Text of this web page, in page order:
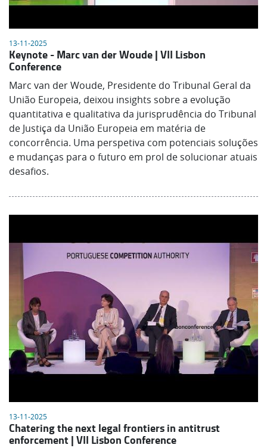
13-11-2025
Keynote - Marc van der Woude | VII Lisbon
Conference
Marc van der Woude, Presidente do Tribunal Geral da
União Europeia, deixou insights sobre a evolução
quantitativa e qualitativa da jurisprudência do Tribunal
de Justiça da União Europeia em matéria de
concorrência. Uma perspetiva com potenciais soluções
e mudanças para o futuro em prol de solucionar atuais
desafios.
13-11-2025
Chatering the next legal frontiers in antitrust
enforcement | VII Lisbon Conference